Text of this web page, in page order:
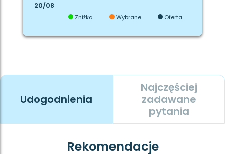
20/08
Zniżka Wybrane Oferta
Udogodnienia
Najczęściej
zadawane
pytania
Rekomendacje